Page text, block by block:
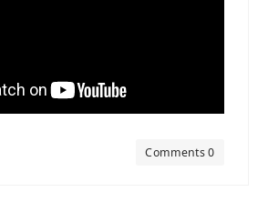
Comments 0